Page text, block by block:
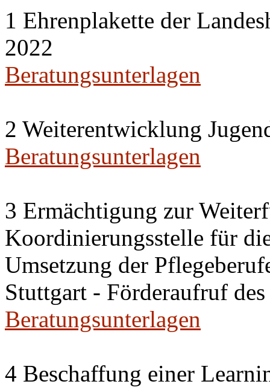
1 Ehrenplakette der
2022
Beratungsunterlagen
2 Weiterentwicklung
Beratungsunterlagen
3 Ermächtigung zur
Koordinierungsstelle für
Umsetzung der
Stuttgart - Förderaufruf
Beratungsunterlagen
4 Beschaffung einer